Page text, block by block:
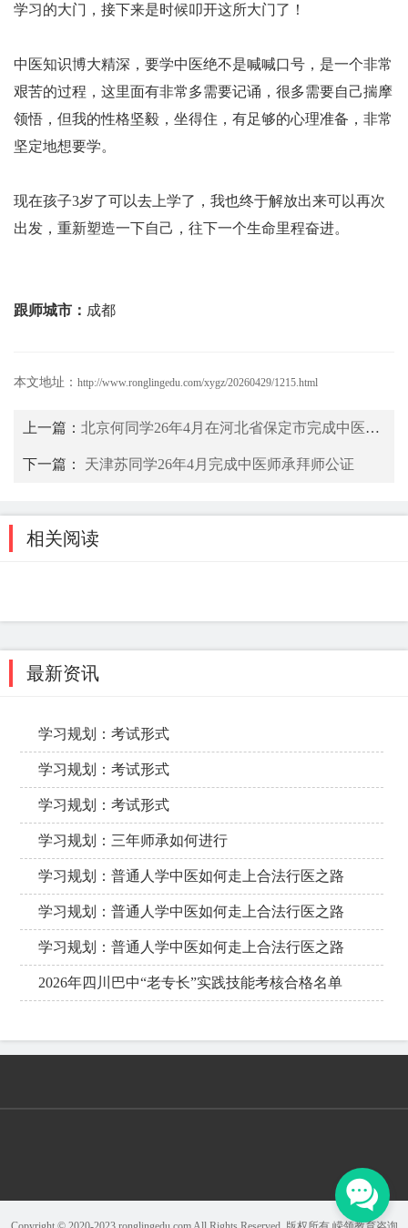
学习的大门，接下来是时候叩开这所大门了！
中医知识博大精深，要学中医绝不是喊喊口号，是一个非常
艰苦的过程，这里面有非常多需要记诵，很多需要自己揣摩
领悟，但我的性格坚毅，坐得住，有足够的心理准备，非常
坚定地想要学。
现在孩子3岁了可以去上学了，我也终于解放出来可以再次
出发，重新塑造一下自己，往下一个生命里程奋进。
跟师城市： 成都
本文地址： http://www.ronglingedu.com/xygz/20260429/1215.html
上一篇： 北京何同学26年4月在河北省保定市完成中医师承拜师公证
下一篇： 天津苏同学26年4月完成中医师承拜师公证
相关阅读
最新资讯
学习规划：考试形式
学习规划：考试形式
学习规划：考试形式
学习规划：三年师承如何进行
学习规划：普通人学中医如何走上合法行医之路
学习规划：普通人学中医如何走上合法行医之路
学习规划：普通人学中医如何走上合法行医之路
2026年四川巴中“老专长”实践技能考核合格名单